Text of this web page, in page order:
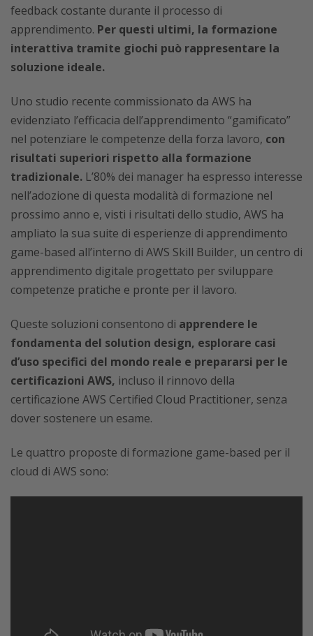
feedback costante durante il processo di
apprendimento. Per questi ultimi, la formazione
interattiva tramite giochi può rappresentare la
soluzione ideale.
Uno studio recente commissionato da AWS ha
evidenziato l’efficacia dell’apprendimento “gamificato”
nel potenziare le competenze della forza lavoro, con
risultati superiori rispetto alla formazione
tradizionale. L’80% dei manager ha espresso interesse
nell’adozione di questa modalità di formazione nel
prossimo anno e, visti i risultati dello studio, AWS ha
ampliato la sua suite di esperienze di apprendimento
game-based all’interno di AWS Skill Builder, un centro di
apprendimento digitale progettato per sviluppare
competenze pratiche e pronte per il lavoro.
Queste soluzioni consentono di apprendere le
fondamenta del solution design, esplorare casi
d’uso specifici del mondo reale e prepararsi per le
certificazioni AWS, incluso il rinnovo della
certificazione AWS Certified Cloud Practitioner, senza
dover sostenere un esame.
Le quattro proposte di formazione game-based per il
cloud di AWS sono: